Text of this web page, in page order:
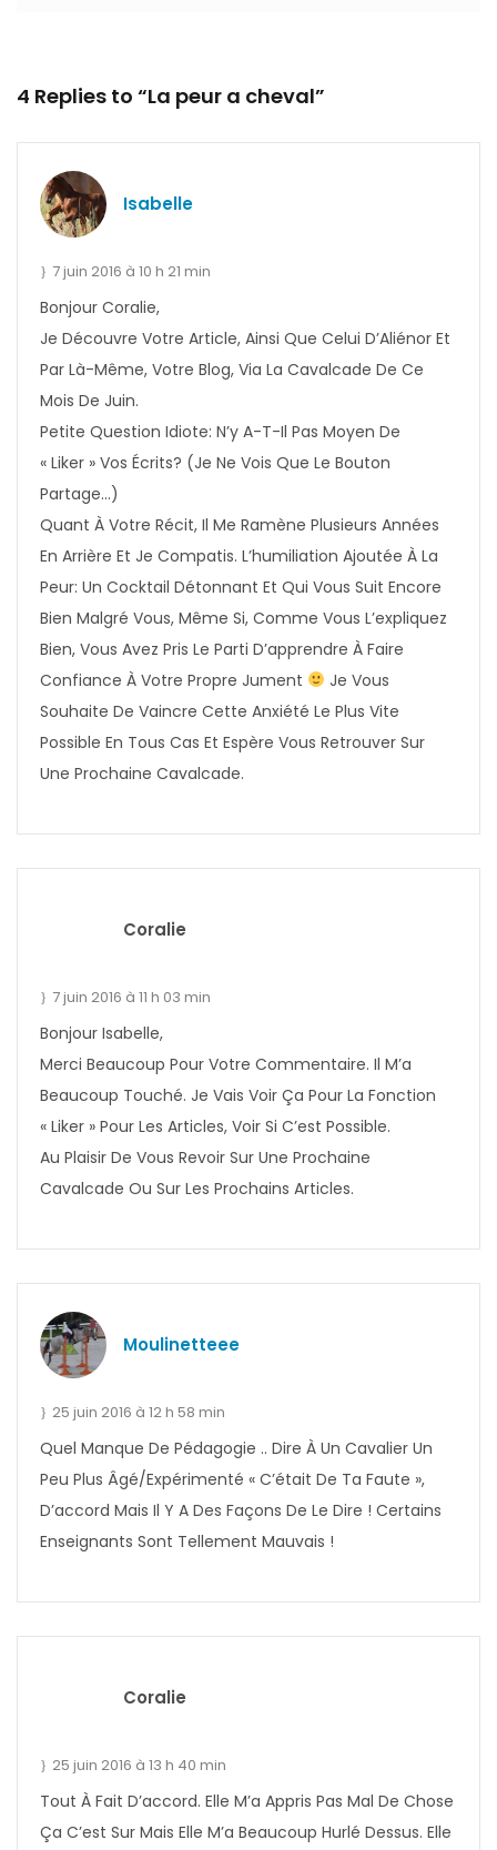
4 Replies to “La peur a cheval”
Isabelle
7 juin 2016 à 10 h 21 min
Bonjour Coralie,
Je Découvre Votre Article, Ainsi Que Celui D’Aliénor Et
Par Là-Même, Votre Blog, Via La Cavalcade De Ce
Mois De Juin.
Petite Question Idiote: N’y A-T-Il Pas Moyen De
« Liker » Vos Écrits? (Je Ne Vois Que Le Bouton
Partage…)
Quant À Votre Récit, Il Me Ramène Plusieurs Années
En Arrière Et Je Compatis. L’humiliation Ajoutée À La
Peur: Un Cocktail Détonnant Et Qui Vous Suit Encore
Bien Malgré Vous, Même Si, Comme Vous L’expliquez
Bien, Vous Avez Pris Le Parti D’apprendre À Faire
Confiance À Votre Propre Jument
Je Vous
Souhaite De Vaincre Cette Anxiété Le Plus Vite
Possible En Tous Cas Et Espère Vous Retrouver Sur
Une Prochaine Cavalcade.
Coralie
7 juin 2016 à 11 h 03 min
Bonjour Isabelle,
Merci Beaucoup Pour Votre Commentaire. Il M’a
Beaucoup Touché. Je Vais Voir Ça Pour La Fonction
« Liker » Pour Les Articles, Voir Si C’est Possible.
Au Plaisir De Vous Revoir Sur Une Prochaine
Cavalcade Ou Sur Les Prochains Articles.
Moulinetteee
25 juin 2016 à 12 h 58 min
Quel Manque De Pédagogie .. Dire À Un Cavalier Un
Peu Plus Âgé/expérimenté « C’était De Ta Faute »,
D’accord Mais Il Y A Des Façons De Le Dire ! Certains
Enseignants Sont Tellement Mauvais !
Coralie
25 juin 2016 à 13 h 40 min
Tout À Fait D’accord. Elle M’a Appris Pas Mal De Chose
Ça C’est Sur Mais Elle M’a Beaucoup Hurlé Dessus. Elle